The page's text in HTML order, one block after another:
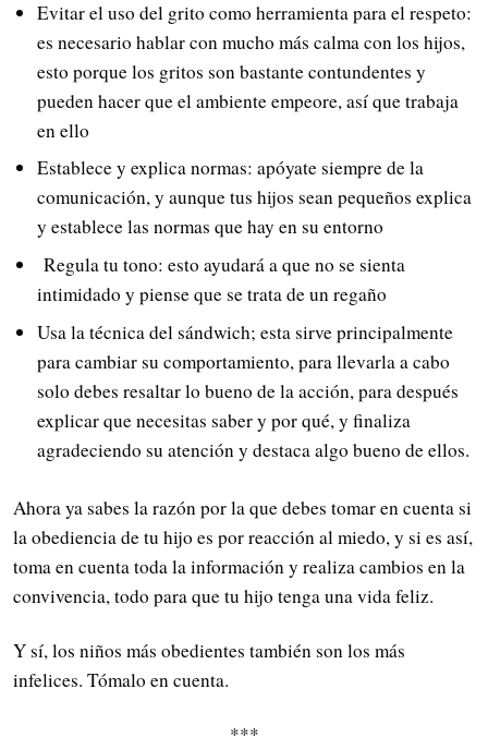
Evitar el uso del grito como herramienta para el respeto:
es necesario hablar con mucho más calma con los hijos,
esto porque los gritos son bastante contundentes y
pueden hacer que el ambiente empeore, así que trabaja
en ello
Establece y explica normas: apóyate siempre de la
comunicación, y aunque tus hijos sean pequeños explica
y establece las normas que hay en su entorno
Regula tu tono: esto ayudará a que no se sienta
intimidado y piense que se trata de un regaño
Usa la técnica del sándwich; esta sirve principalmente
para cambiar su comportamiento, para llevarla a cabo
solo debes resaltar lo bueno de la acción, para después
explicar que necesitas saber y por qué, y finaliza
agradeciendo su atención y destaca algo bueno de ellos.
Ahora ya sabes la razón por la que debes tomar en cuenta si
la obediencia de tu hijo es por reacción al miedo, y si es así,
toma en cuenta toda la información y realiza cambios en la
convivencia, todo para que tu hijo tenga una vida feliz.
Y sí, los niños más obedientes también son los más
infelices. Tómalo en cuenta.
***